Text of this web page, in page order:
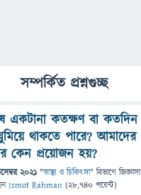
সম্পর্কিত প্রশ্নগুচ্ছ
একটানা কতক্ষণ বা কতদিন
থাকতে পারে? আমাদের
কেন প্রয়োজন হয়?
2021 "স্বাস্থ্য ও চিকিৎসা" বিভাগে জিজ্ঞাসা
Ismot Rahman (28,740 পয়েন্ট)